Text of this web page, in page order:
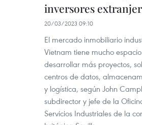
inversores
20/03/2023 09:10
El mercado inmobiliario
Vietnam tiene mucho
desarrollar más proyectos,
centros de datos,
y logística, según John
subdirector y jefe de la
Servicios Industriales de la